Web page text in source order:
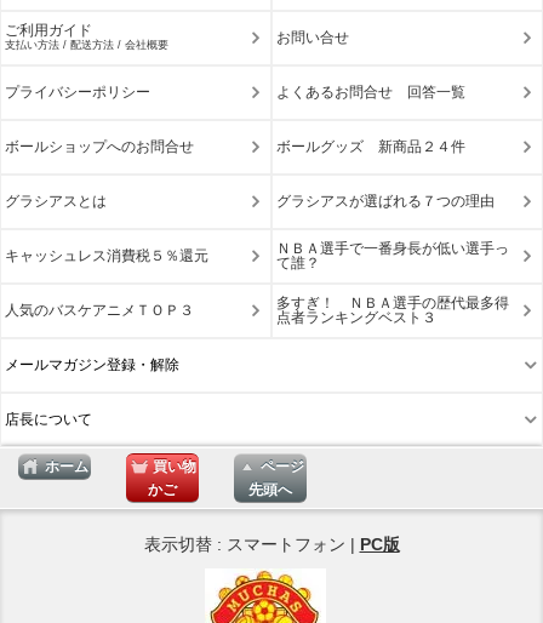
ご利用ガイド
支払い方法 / 配送方法 / 会社概要 お問い合せ
プライバシーポリシー よくあるお問合せ 回答一覧
ボールショップへのお問合せ ボールグッズ 新商品２４件
グラシアスとは グラシアスが選ばれる７つの理由
キャッシュレス消費税５％還元
ＮＢＡ選手で一番身長が低い選手っ
て誰？
人気のバスケアニメＴＯＰ３
多すぎ！ ＮＢＡ選手の歴代最多得
点者ランキングベスト３
メールマガジン登録・解除
店長について
ホーム
買い物
かご
ページ
先頭へ
表示切替 : スマートフォン | PC版